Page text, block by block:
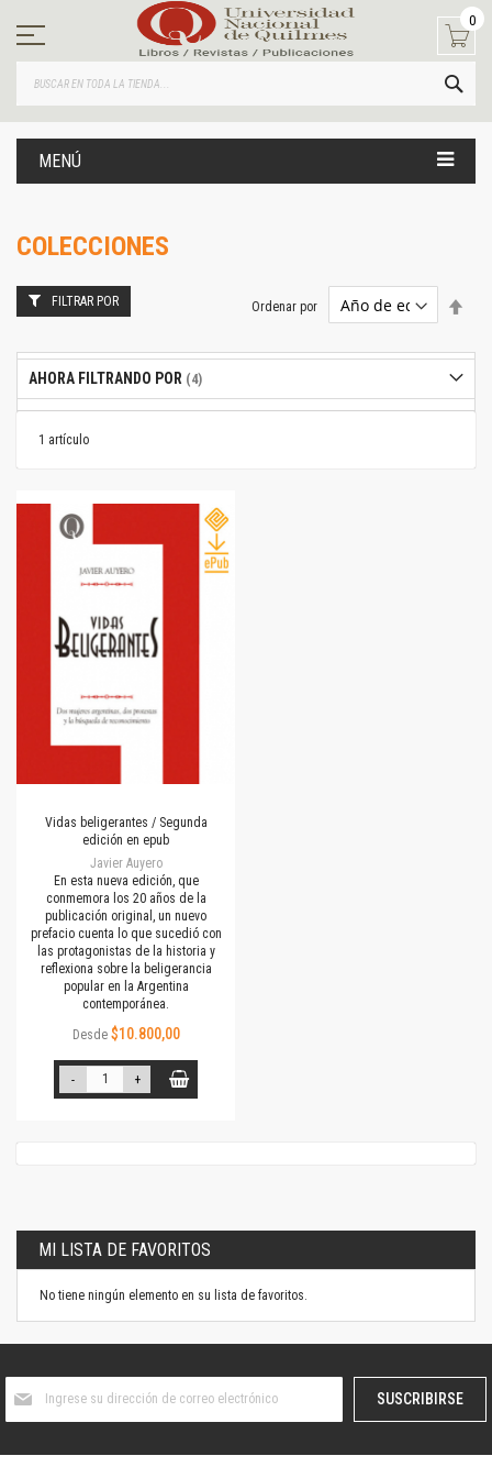
contenido
0
MENÚ
COLECCIONES
1 artículo
Ordenar por
Vidas beligerantes / Segunda
edición en epub
Javier Auyero
En esta nueva edición, que
conmemora los 20 años de la
publicación original, un nuevo
prefacio cuenta lo que sucedió con
las protagonistas de la historia y
reflexiona sobre la beligerancia
popular en la Argentina
contemporánea.
Desde $10.800,00
- +
FILTRAR POR
AHORA FILTRANDO POR
MI LISTA DE FAVORITOS
No tiene ningún elemento en su lista de favoritos.
boletín
SUSCRIBIRSE